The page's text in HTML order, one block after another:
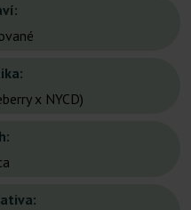
x NYCD)